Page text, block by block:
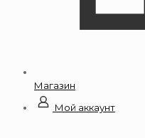
Магазин
Мой аккаунт